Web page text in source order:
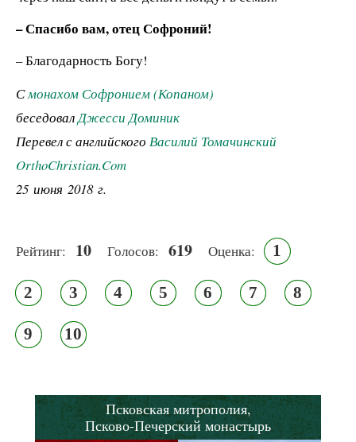
– Спасибо вам, отец Софроний!
– Благодарность Богу!
Смонахом Софронием (Копаном)
беседовалДжесси Доминик
Перевел с английского Василий Томачинский
OrthoChristian.Com
25 июня 2018 г.
Рейтинг: 10 Голосов: 619 Оценка: 1
2 3 4 5 6 7 8
9 10
Псковская митрополия,
Псково-Печерский монастырь